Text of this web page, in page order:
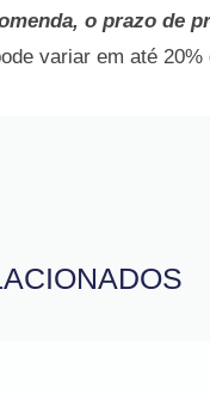
o prazo de
variar em até